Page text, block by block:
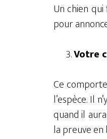
Un chien
pour
Votre
Ce
l’espèce. Il
quand il
la preuve en